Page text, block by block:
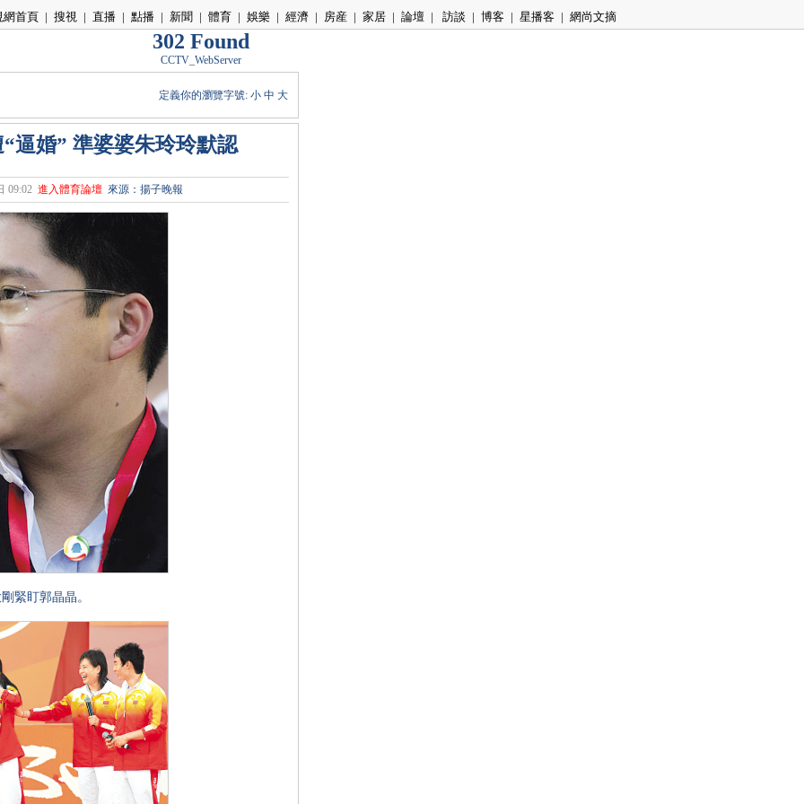
網首頁 | 搜視 | 直播 | 點播 | 新聞 | 體育 | 娛樂 | 經濟 | 房産 | 家居 | 論壇 | 訪談 | 博客 | 星播客 | 網尚文摘
302 Found
CCTV_WebServer
定義你的瀏覽字號: 小 中 大
逼婚” 準婆婆朱玲玲默認
09:02 進入體育論壇 來源：揚子晚報
緊盯郭晶晶。